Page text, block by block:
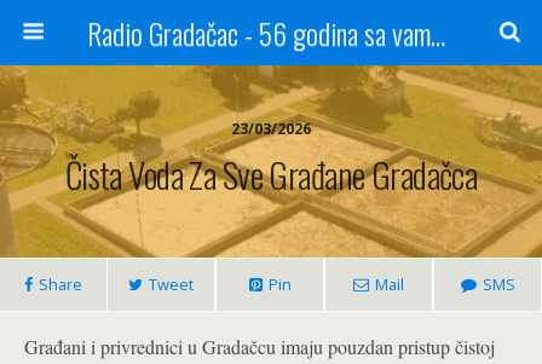
Radio Gradačac - 56 godina sa vama...
23/03/2026
Čista Voda Za Sve Građane Gradačca
Share Tweet Pin Mail SMS
Građani i privrednici u Gradačcu imaju pouzdan pristup čistoj